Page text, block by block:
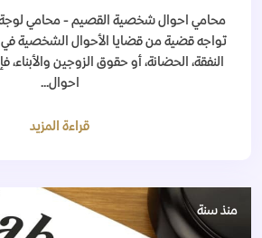
تواجه قضية من قضايا الأحوال الشخصية في
النفقة، الحضانة، أو حقوق الزوجين والأبناء،
احوال...
قراءة المزيد
منذ سنة